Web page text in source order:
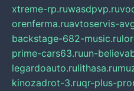
xtreme-rp.ruwasdpvp.ru
orenferma.ruavtoservis-
backstage-682-music.ru
prime-cars63.ruun-
legardoauto.rulithasa.ru
kinozadrot-3.ruqr-plus-